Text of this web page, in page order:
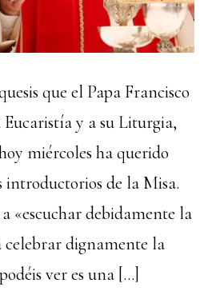
que el Papa Francisco
Eucaristía y a su Liturgia,
miércoles ha querido
introductorios de la Misa.
«escuchar debidamente la
celebrar dignamente la
ver es una […]